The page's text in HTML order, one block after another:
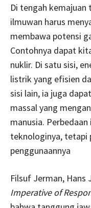
Di tengah kemajuan
ilmuwan harus
membawa potensi
Contohnya dapat
nuklir. Di satu sisi,
listrik yang efisien
sisi lain, ia juga
massal yang
manusia.
teknologinya, tetapi
penggunaannya
Filsuf Jerman, Hans
Imperative of